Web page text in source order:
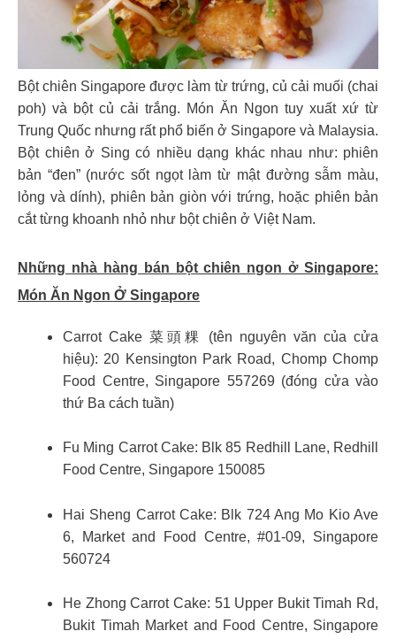
Bột chiên Singapore được làm từ trứng, củ cải muối (chai
poh) và bột củ cải trắng. Món Ăn Ngon tuy xuất xứ từ
Trung Quốc nhưng rất phổ biến ở Singapore và Malaysia.
Bột chiên ở Sing có nhiều dạng khác nhau như: phiên
bản “đen” (nước sốt ngọt làm từ mật đường sẫm màu,
lỏng và dính), phiên bản giòn với trứng, hoặc phiên bản
cắt từng khoanh nhỏ như bột chiên ở Việt Nam.
Những nhà hàng bán bột chiên ngon ở Singapore:
Món Ăn Ngon Ở Singapore
Carrot Cake 菜頭粿 (tên nguyên văn của cửa
hiệu): 20 Kensington Park Road, Chomp Chomp
Food Centre, Singapore 557269 (đóng cửa vào
thứ Ba cách tuần)
Fu Ming Carrot Cake: Blk 85 Redhill Lane, Redhill
Food Centre, Singapore 150085
Hai Sheng Carrot Cake: Blk 724 Ang Mo Kio Ave
6, Market and Food Centre, #01-09, Singapore
560724
He Zhong Carrot Cake: 51 Upper Bukit Timah Rd,
Bukit Timah Market and Food Centre, Singapore